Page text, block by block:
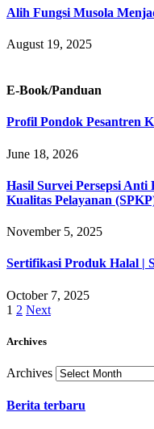
Alih Fungsi Musola
August 19, 2025
E-Book/Panduan
Profil Pondok Pesantren
June 18, 2026
Hasil Survei Persepsi Anti
Kualitas Pelayanan
November 5, 2025
Sertifikasi Produk Halal |
October 7, 2025
1 2 Next
Archives
Archives
Berita terbaru